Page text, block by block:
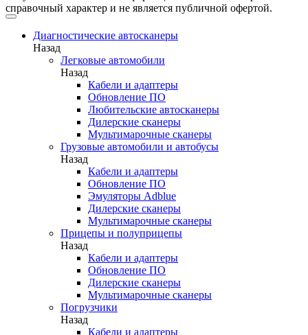
справочный характер и не является публичной офертой.
Диагностические автосканеры
Назад
Легковые автомобили
Назад
Кабели и адаптеры
Обновление ПО
Любительские автосканеры
Дилерские сканеры
Мультимарочные сканеры
Грузовые автомобили и автобусы
Назад
Кабели и адаптеры
Обновление ПО
Эмуляторы Adblue
Дилерские сканеры
Мультимарочные сканеры
Прицепы и полуприцепы
Назад
Кабели и адаптеры
Обновление ПО
Дилерские сканеры
Мультимарочные сканеры
Погрузчики
Назад
Кабели и адаптеры